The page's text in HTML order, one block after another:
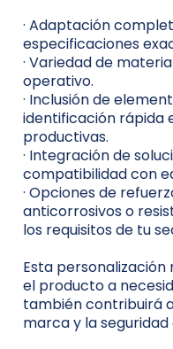
· Adaptación
especificaciones
· Variedad de
operativo.
· Inclusión de
identificación rápida
productivas.
· Integración de
compatibilidad con
· Opciones de
anticorrosivos o
los requisitos de tu
Esta
el producto a
también contribuirá
marca y la